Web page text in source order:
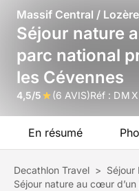
Massif Central / Lozère
Séjour nature
parc national
les Cévennes
4,5/5 (6 AVIS)Réf :
En résumé
Decathlon Travel > Séjour